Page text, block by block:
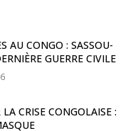
AU CONGO : SASSOU-
GUERRE CIVILE
LA CRISE CONGOLAISE :